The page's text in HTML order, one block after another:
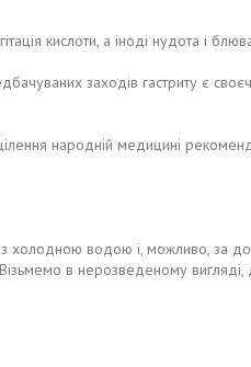
кислоти, а іноді нудота і
заходів гастриту є
народній медицині
холодною водою і, можливо, за
в нерозведеному